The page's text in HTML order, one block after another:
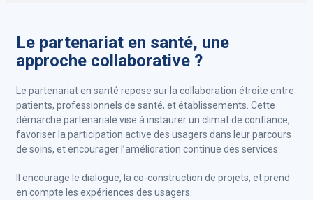
Le partenariat en santé, une
approche collaborative ?
Le partenariat en santé repose sur la collaboration étroite entre
patients, professionnels de santé, et établissements. Cette
démarche partenariale vise à instaurer un climat de confiance,
favoriser la participation active des usagers dans leur parcours
de soins, et encourager l’amélioration continue des services.
Il encourage le dialogue, la co-construction de projets, et prend
en compte les expériences des usagers.